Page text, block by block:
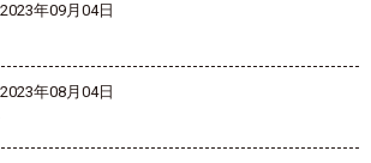
2023年09月04日
2023年08月04日